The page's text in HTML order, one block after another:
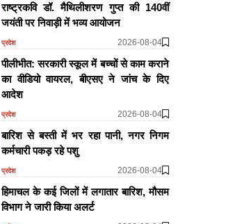
राष्ट्रकवि डॉ. मैथिलीशरण गुप्त की 140वीं
जयंती पर निवाड़ी में भव्य आयोजन
प्रदेश 2026-08-04
पीलीभीत: सरकारी स्कूल में बच्चों से काम कराने
का वीडियो वायरल, बीएसए ने जांच के दिए
आदेश
प्रदेश 2026-08-04
बारिश से बस्ती में भर रहा पानी, नगर निगम
कर्मचारी पकड़ रहे पशु
प्रदेश 2026-08-04
हिमाचल के कई जिलों में लगातार बारिश, मौसम
विभाग ने जारी किया अलर्ट